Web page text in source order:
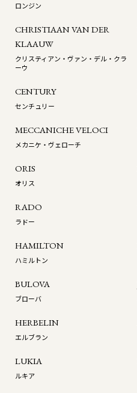
ロンジン
CHRISTIAAN VAN DER
KLAAUW
クリスティアン・ヴァン・デル・クラ
ーウ
CENTURY
センチュリー
MECCANICHE VELOCI
メカニケ・ヴェローチ
ORIS
オリス
RADO
ラドー
HAMILTON
ハミルトン
BULOVA
ブローバ
HERBELIN
エルブラン
LUKIA
ルキア